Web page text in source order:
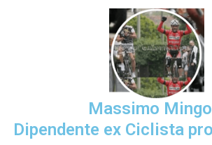
Massimo
Dipendente ex Ciclista